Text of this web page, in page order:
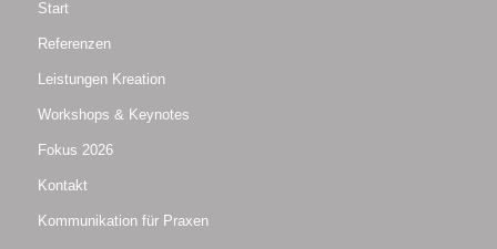
Start
Referenzen
Leistungen Kreation
Workshops & Keynotes
Fokus 2026
Kontakt
Kommunikation für Praxen